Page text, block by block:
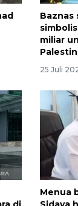
Baznas
miliar
25 Juli
Menua